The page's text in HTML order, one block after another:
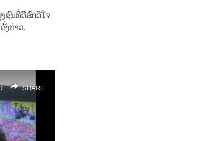
ຊົນ​ທີ່​ດີີ​ອົກ​ດີ​ໃຈ
ງກ່າວ.
SHARE